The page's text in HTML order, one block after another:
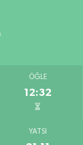
ÖĞLE
12:32
YATSI